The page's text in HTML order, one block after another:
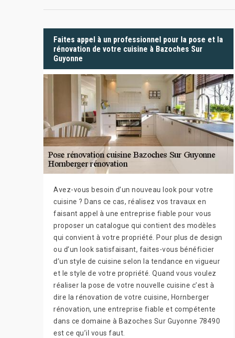
Faites appel à un professionnel pour la pose et la
rénovation de votre cuisine à Bazoches Sur
Guyonne
Avez-vous besoin d’un nouveau look pour votre
cuisine ? Dans ce cas, réalisez vos travaux en
faisant appel à une entreprise fiable pour vous
proposer un catalogue qui contient des modèles
qui convient à votre propriété. Pour plus de design
ou d’un look satisfaisant, faites-vous bénéficier
d’un style de cuisine selon la tendance en vigueur
et le style de votre propriété. Quand vous voulez
réaliser la pose de votre nouvelle cuisine c’est à
dire la rénovation de votre cuisine, Hornberger
rénovation, une entreprise fiable et compétente
dans ce domaine à Bazoches Sur Guyonne 78490
est ce qu’il vous faut.